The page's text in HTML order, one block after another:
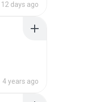
12 days ago
4 years ago